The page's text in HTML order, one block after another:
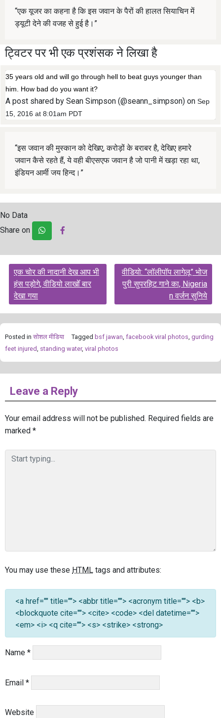
“एक यूजर का कहना है कि इस जवान के पैरों की हालत सियाचिन में
ड्यूटी देने की वजह से हुई है।”
ट्विटर पर भी एक प्रशंसक ने लिखा है
35 years old and will go through hell to beat guys younger than
him. How bad do you want it?
A post shared by Sean Simpson (@seann_simpson) on Sep
15, 2016 at 8:01am PDT
“इस जवान की मुस्कान को देखिए, करोड़ों के बराबर है, देखिए हमारे
जवान कैसे रहते हैं, ये वही बीएसएफ जवान है जो पानी में खड़ा रहा था,
इंडियन आर्मी जय हिन्द।”
No Data
Share on
Post
navigation
एक चोर की नादानी देख आप भी
हंस पड़ोगे, वीडियो लाखोँ बार
देखा गया
वीडियो: “लॉलीपॉप लागेलू” भोज
पुरी सुपरहिट गाने का, Nigeria
n वर्जन सुनिये
Posted in सोशल मीडिया Tagged bsf jawan, facebook viral photos, gurding
feet injured, standing water, viral photos
Leave a Reply
Your email address will not be published. Required fields are
marked *
You may use these HTML tags and attributes:
<a href="" title=""> <abbr title=""> <acronym title=""> <b>
<blockquote cite=""> <cite> <code> <del datetime="">
<em> <i> <q cite=""> <s> <strike> <strong>
Name *
Email *
Website